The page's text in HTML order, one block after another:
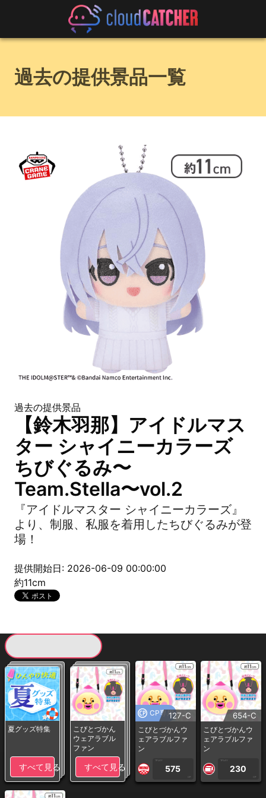
過去の提供景品一覧
過去の提供景品
【鈴木羽那】アイドルマス
ター シャイニーカラーズ
ちびぐるみ〜
Team.Stella〜vol.2
『アイドルマスター シャイニーカラーズ』
より、制服、私服を着用したちびぐるみが登
場！
提供開始日: 2026-06-09 00:00:00
約11cm
夏グッズ特集
すべて見る
こびとづかん
ウェアラブル
ファン
すべて見る
CP専用127-C
こびとづかんウ
ェアラブルファ
ン
1PLAY
575
CP
654-C
こびとづかんウ
ェアラブルファ
ン
1PLAY
230
CP